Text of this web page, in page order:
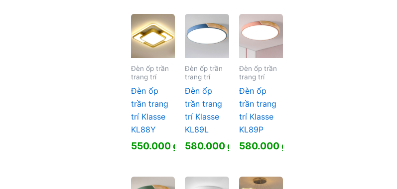
Đèn ốp trần
trang trí
Đèn ốp
trần trang
trí Klasse
KL88Y
550.000₫
Đèn ốp trần
trang trí
Đèn ốp
trần trang
trí Klasse
KL89L
580.000₫
Đèn ốp trần
trang trí
Đèn ốp
trần trang
trí Klasse
KL89P
580.000₫